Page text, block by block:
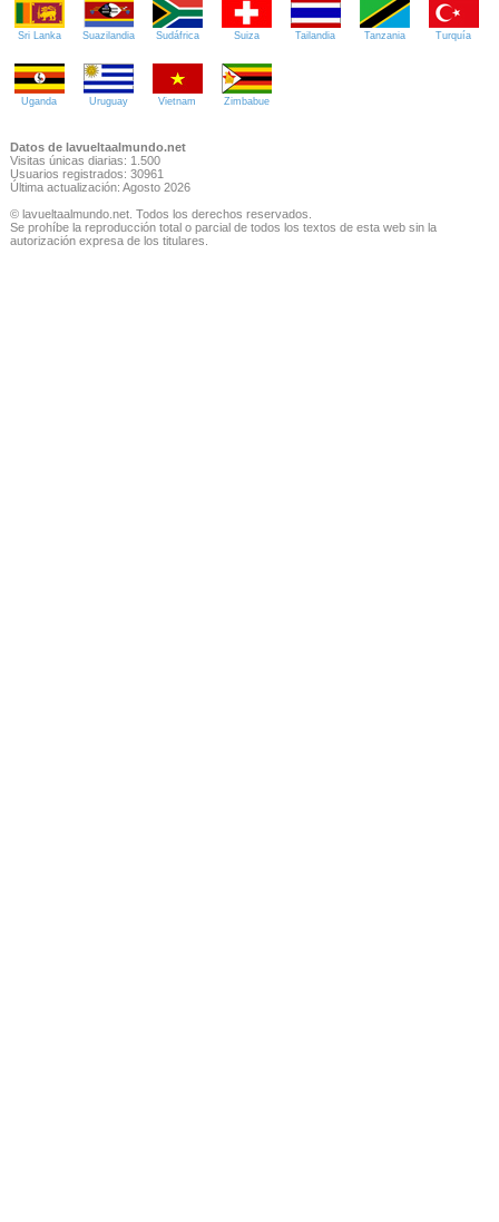
Sri Lanka Suazilandia Sudáfrica Suiza Tailandia Tanzania Turquía
Uganda Uruguay Vietnam Zimbabue
Datos de lavueltaalmundo.net
Visitas únicas diarias: 1.500
Usuarios registrados: 30961
Última actualización: Agosto 2026
© lavueltaalmundo.net. Todos los derechos reservados.
Se prohíbe la reproducción total o parcial de todos los textos de esta web sin la
autorización expresa de los titulares.